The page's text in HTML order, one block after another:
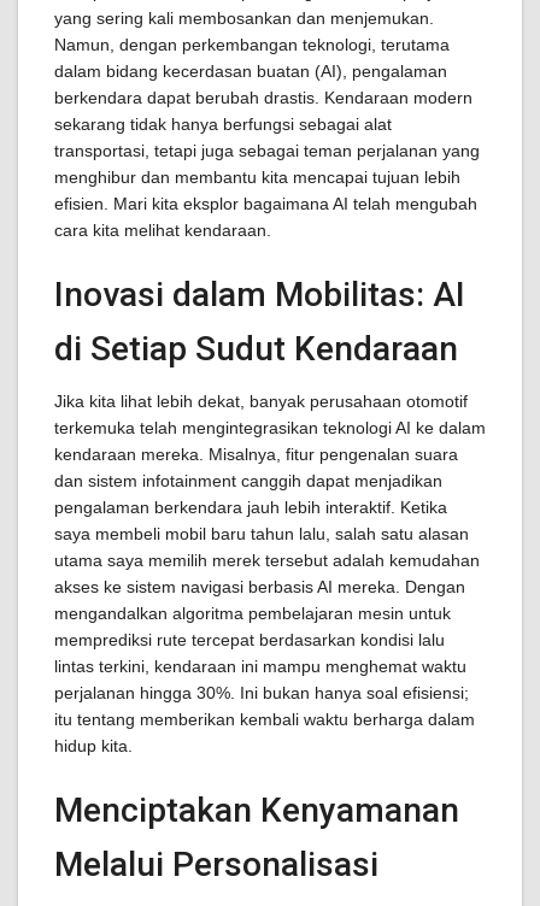
yang sering kali membosankan dan menjemukan.
Namun, dengan perkembangan teknologi, terutama
dalam bidang kecerdasan buatan (AI), pengalaman
berkendara dapat berubah drastis. Kendaraan modern
sekarang tidak hanya berfungsi sebagai alat
transportasi, tetapi juga sebagai teman perjalanan yang
menghibur dan membantu kita mencapai tujuan lebih
efisien. Mari kita eksplor bagaimana AI telah mengubah
cara kita melihat kendaraan.
Inovasi dalam Mobilitas: AI
di Setiap Sudut Kendaraan
Jika kita lihat lebih dekat, banyak perusahaan otomotif
terkemuka telah mengintegrasikan teknologi AI ke dalam
kendaraan mereka. Misalnya, fitur pengenalan suara
dan sistem infotainment canggih dapat menjadikan
pengalaman berkendara jauh lebih interaktif. Ketika
saya membeli mobil baru tahun lalu, salah satu alasan
utama saya memilih merek tersebut adalah kemudahan
akses ke sistem navigasi berbasis AI mereka. Dengan
mengandalkan algoritma pembelajaran mesin untuk
memprediksi rute tercepat berdasarkan kondisi lalu
lintas terkini, kendaraan ini mampu menghemat waktu
perjalanan hingga 30%. Ini bukan hanya soal efisiensi;
itu tentang memberikan kembali waktu berharga dalam
hidup kita.
Menciptakan Kenyamanan
Melalui Personalisasi